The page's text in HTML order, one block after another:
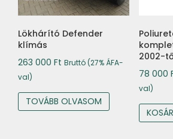
Lökhárító Defender
klímás
263 000 Ft Bruttó (27% ÁFA-
val)
TOVÁBB OLVASOM
2002-
78 000
val)